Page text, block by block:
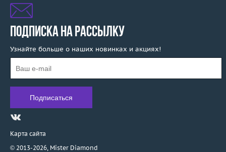
ПОДПИСКА НА РАССЫЛКУ
Узнайте больше о наших новинках и акциях!
Карта сайта
© 2013-2026, Mister Diamond